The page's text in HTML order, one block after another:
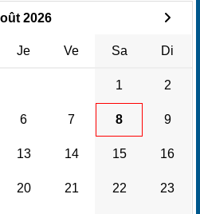
2026
Je Ve Sa Di
1 2
6 7 8 9
13 14 15 16
20 21 22 23